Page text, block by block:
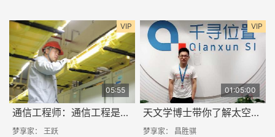
VIP
05:55
通信工程师：通信工程是做什么的
梦享家： 王跃
VIP
01:05:00
天文学博士带你了解太空趣事
梦享家： 昌胜骐